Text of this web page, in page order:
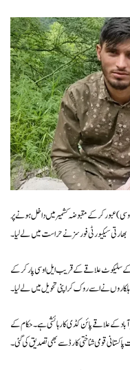
عبور کرکے مقبوضہ کشمیر میں داخل ہونے پر
بھارتی سیکیورٹی فورسز نے حراست میں لے لیا۔
کے سلیکوٹ علاقے کے قریب ایل او سی پار کرکے
نے اسے روک کر اپنی تحویل میں لے لیا۔
کے علاقے پائن کڈی کا رہائشی ہے۔ حکام کے
قومی شناختی کارڈ سے بھی تصدیق کی گئی۔